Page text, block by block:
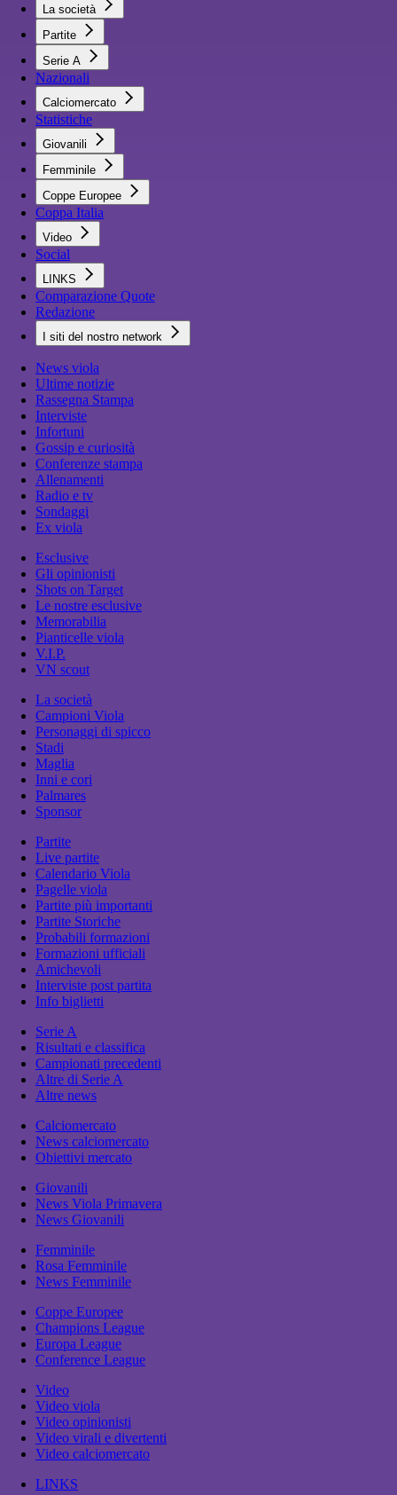
La società
Partite
Serie A
Nazionali
Calciomercato
Statistiche
Giovanili
Femminile
Coppe Europee
Coppa Italia
Video
Social
LINKS
Comparazione Quote
Redazione
I siti del nostro network
News viola
Ultime notizie
Rassegna Stampa
Interviste
Infortuni
Gossip e curiosità
Conferenze stampa
Allenamenti
Radio e tv
Sondaggi
Ex viola
Esclusive
Gli opinionisti
Shots on Target
Le nostre esclusive
Memorabilia
Pianticelle viola
V.I.P.
VN scout
La società
Campioni Viola
Personaggi di spicco
Stadi
Maglia
Inni e cori
Palmares
Sponsor
Partite
Live partite
Calendario Viola
Pagelle viola
Partite più importanti
Partite Storiche
Probabili formazioni
Formazioni ufficiali
Amichevoli
Interviste post partita
Info biglietti
Serie A
Risultati e classifica
Campionati precedenti
Altre di Serie A
Altre news
Calciomercato
News calciomercato
Obiettivi mercato
Giovanili
News Viola Primavera
News Giovanili
Femminile
Rosa Femminile
News Femminile
Coppe Europee
Champions League
Europa League
Conference League
Video
Video viola
Video opinionisti
Video virali e divertenti
Video calciomercato
LINKS